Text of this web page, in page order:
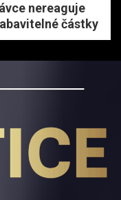
nereaguje
částky